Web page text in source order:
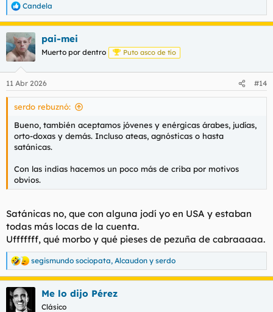
R
e
a
c
c
i
e
s
Candela
pai-mei
Muerto por dentro Puto asco de tío
11 Abr 2026 #14
serdo rebuznó:
Bueno, también aceptamos jóvenes y enérgicas árabes, judías,
orto-doxas y demás. Incluso ateas, agnósticas o hasta
satánicas.
Con las indias hacemos un poco más de criba por motivos
obvios.
Satánicas no, que con alguna jodí yo en USA y estaban
todas más locas de la cuenta.
Ufffffff, qué morbo y qué pieses de pezuña de cabraaaaa.
R
e
a
c
c
segismundo sociopata, Alcaudon y serdo
Me lo dijo Pérez
Clásico